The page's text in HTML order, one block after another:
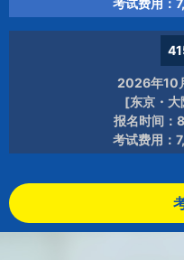
考试费用：
2026年10
[东京・大
报名时间：
考试费用：